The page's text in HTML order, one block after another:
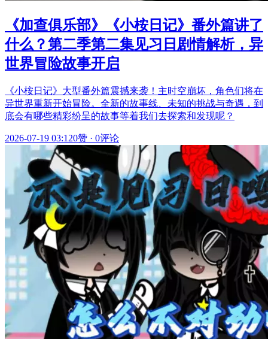
《加查俱乐部》《小桉日记》番外篇讲了
什么？第二季第二集见习日剧情解析，异
世界冒险故事开启
《小桉日记》大型番外篇震撼来袭！主时空崩坏，角色们将在
异世界重新开始冒险。全新的故事线、未知的挑战与奇遇，到
底会有哪些精彩纷呈的故事等着我们去探索和发现呢？
2026-07-19 03:120赞 · 0评论